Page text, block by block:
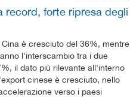
record, forte ripresa degli
è cresciuto del 36%, mentre
l'interscambio tra i due
il dato più rilevante all'interno
cinese è cresciuto, nello
verso i paesi